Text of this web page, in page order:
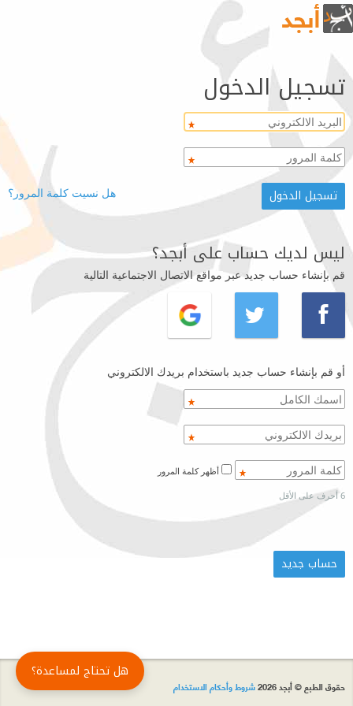
تسجيل الدخول
هل نسيت كلمة المرور؟
ليس لديك حساب على أبجد؟
قم بإنشاء حساب جديد عبر مواقع الاتصال الاجتماعية التالية
أو قم بإنشاء حساب جديد باستخدام بريدك الالكتروني
6 أحرف على الأقل
حقوق الطبع © أبجد 2026 شروط وأحكام الاستخدام
هل تحتاج لمساعدة؟